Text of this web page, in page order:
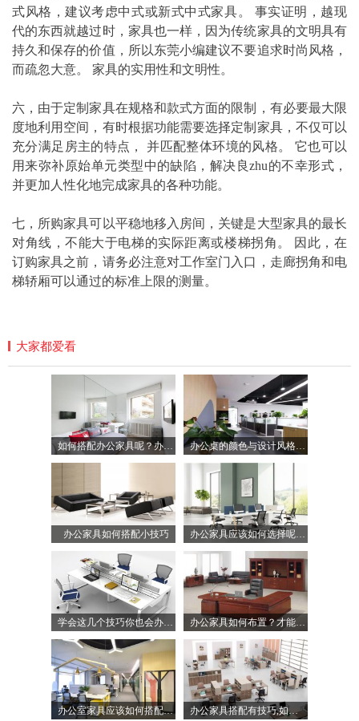
式风格，建议考虑中式或新式中式家具。 事实证明，越现
代的东西就越过时，家具也一样，因为传统家具的文明具有
持久和保存的价值，所以东莞小编建议不要追求时尚风格，
而疏忽大意。 家具的实用性和文明性。
六，由于定制家具在规格和款式方面的限制，有必要最大限
度地利用空间，有时根据功能需要选择定制家具，不仅可以
充分满足房主的特点， 并匹配整体环境的风格。 它也可以
用来弥补原始单元类型中的缺陷，解决良zhu的不幸形式，
并更加人性化地完成家具的各种功能。
七，所购家具可以平稳地移入房间，关键是大型家具的最长
对角线，不能大于电梯的实际距离或楼梯拐角。 因此，在
订购家具之前，请务必注意对工作室门入口，走廊拐角和电
梯轿厢可以通过的标准上限的测量。
大家都爱看
办公家具如何搭配小技巧
办公室家具应该如何搭配呢？办公家具小编有方法教你 办公家具搭配有技巧,如何搭配创造出高颜值？